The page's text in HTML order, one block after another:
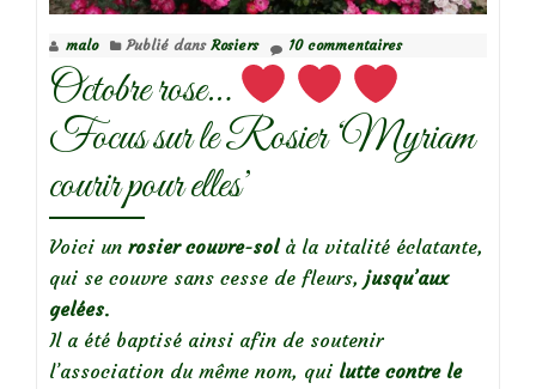
malo Publié dans Rosiers 10 commentaires
Octobre rose…
Focus sur le Rosier ‘Myriam
courir pour elles’
Voici un rosier couvre-solà la vitalité éclatante,
qui se couvre sans cesse de fleurs, jusqu’aux
gelées.
Il a été baptisé ainsi afin de soutenir
l’association du même nom, qui lutte contre le